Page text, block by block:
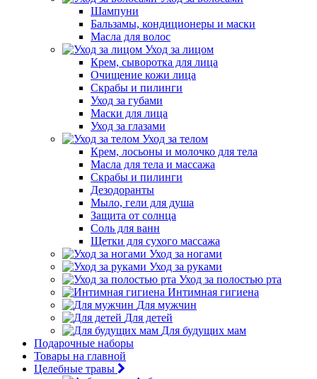
Шампуни
Бальзамы, кондиционеры и маски
Масла для волос
Уход за лицом
Крем, сыворотка для лица
Очищение кожи лица
Скрабы и пилинги
Уход за губами
Маски для лица
Уход за глазами
Уход за телом
Крем, лосьоны и молочко для тела
Масла для тела и массажа
Скрабы и пилинги
Дезодоранты
Мыло, гели для душа
Защита от солнца
Соль для ванн
Щетки для сухого массажа
Уход за ногами
Уход за руками
Уход за полостью рта
Интимная гигиена
Для мужчин
Для детей
Для будущих мам
Подарочные наборы
Товары на главной
Целебные травы